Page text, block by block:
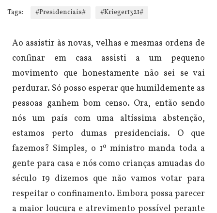
Tags: #Presidenciais# #Krieger1321#
Ao assistir às novas, velhas e mesmas ordens de
confinar em casa assisti a um pequeno
movimento que honestamente não sei se vai
perdurar. Só posso esperar que humildemente as
pessoas ganhem bom censo. Ora, então sendo
nós um país com uma altíssima abstenção,
estamos perto dumas presidenciais. O que
fazemos? Simples, o 1º ministro manda toda a
gente para casa e nós como crianças amuadas do
século 19 dizemos que não vamos votar para
respeitar o confinamento. Embora possa parecer
a maior loucura e atrevimento possível perante